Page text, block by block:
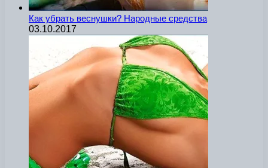
Как убрать веснушки? Народные средства
03.10.2017